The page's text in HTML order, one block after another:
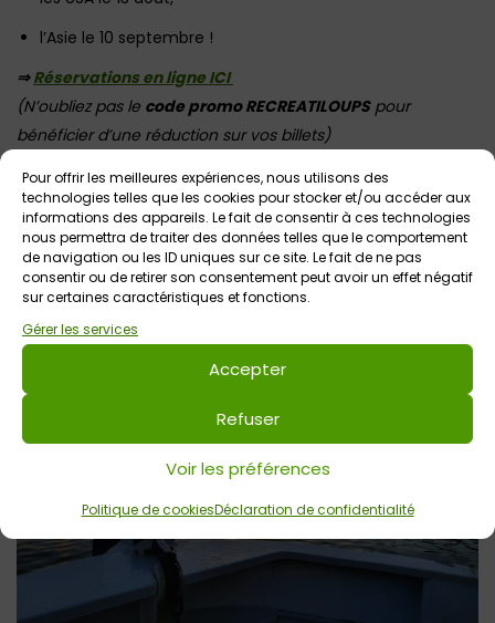
Pour offrir les meilleures expériences, nous utilisons des
technologies telles que les cookies pour stocker et/ou accéder aux
informations des appareils. Le fait de consentir à ces technologies
nous permettra de traiter des données telles que le comportement
de navigation ou les ID uniques sur ce site. Le fait de ne pas
consentir ou de retirer son consentement peut avoir un effet négatif
sur certaines caractéristiques et fonctions.
Gérer les services
Accepter
Refuser
Voir les préférences
Politique de cookiesDéclaration de confidentialité
l’Asie le 10 septembre !
⇒Réservations en ligne ICI
(N’oubliez pas le code promo RECREATILOUPSpour
bénéficier d’une réduction sur vos billets)
21h30 en septembre
Note : les réservations sont indispensables, afin de prévoir
les quantités de planches apéro !